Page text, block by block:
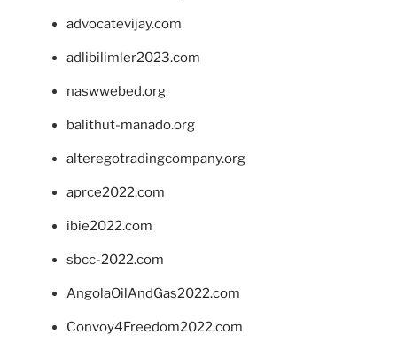
advocatevijay.com
adlibilimler2023.com
naswwebed.org
balithut-manado.org
alteregotradingcompany.org
aprce2022.com
ibie2022.com
sbcc-2022.com
AngolaOilAndGas2022.com
Convoy4Freedom2022.com